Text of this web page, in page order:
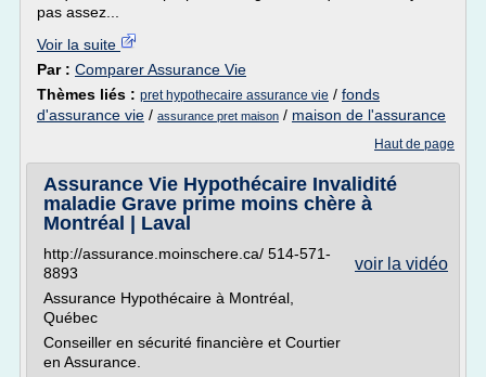
pas assez...
Voir la suite
Par : Comparer Assurance Vie
Thèmes liés : pret hypothecaire assurance vie / fonds
d'assurance vie / assurance pret maison / maison de l'assurance
Haut de page
Assurance Vie Hypothécaire Invalidité
maladie Grave prime moins chère à
Montréal | Laval
voir la vidéo
http://assurance.moinschere.ca/ 514-571-
8893
Assurance Hypothécaire à Montréal,
Québec
Conseiller en sécurité financière et Courtier
en Assurance.